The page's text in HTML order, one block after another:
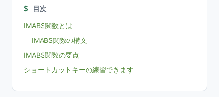
目次
IMABS関数とは
IMABS関数の構文
IMABS関数の要点
ショートカットキーの練習できます